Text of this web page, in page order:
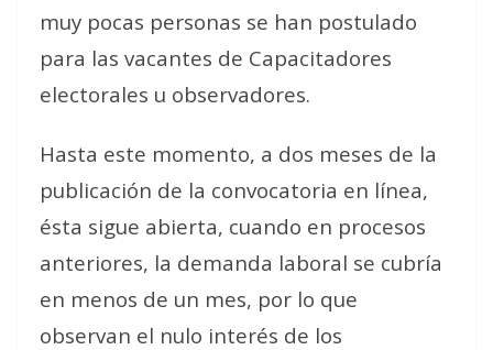
muy pocas personas se han postulado
para las vacantes de Capacitadores
electorales u observadores.
Hasta este momento, a dos meses de la
publicación de la convocatoria en línea,
ésta sigue abierta, cuando en procesos
anteriores, la demanda laboral se cubría
en menos de un mes, por lo que
observan el nulo interés de los